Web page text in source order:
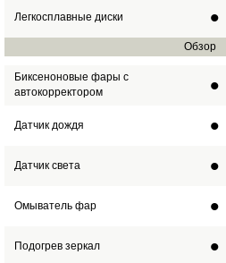
Легкосплавные диски •
Обзор
Биксеноновые фары с
автокорректором
•
Датчик дождя •
Датчик света •
Омыватель фар •
Подогрев зеркал •